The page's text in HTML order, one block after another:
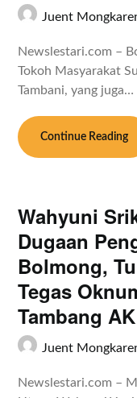
Juent
Newslestari.com –
Tokoh Masyarakat
Tambani, yang juga…
Continue Reading
Wahyuni
Dugaan
Bolmong,
Tegas
Tambang AK
Juent
Newslestari.com –